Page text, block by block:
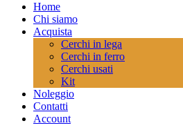
Home
Chi siamo
Acquista
Cerchi in lega
Cerchi in ferro
Cerchi usati
Kit
Noleggio
Contatti
Account